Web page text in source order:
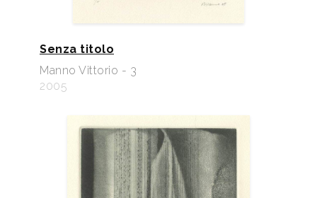
Senza titolo
Manno Vittorio - 3
2005